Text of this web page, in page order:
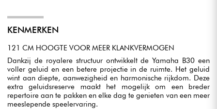
KENMERKEN
121 CM HOOGTE VOOR MEER KLANKVERMOGEN
Dankzij de royalere structuur ontwikkelt de Yamaha B30 een
voller geluid en een betere projectie in de ruimte. Het geluid
wint aan diepte, aanwezigheid en harmonische rijkdom. Deze
extra geluidsreserve maakt het mogelijk om een breder
repertoire aan te pakken en elke dag te genieten van een meer
meeslepende speelervaring.